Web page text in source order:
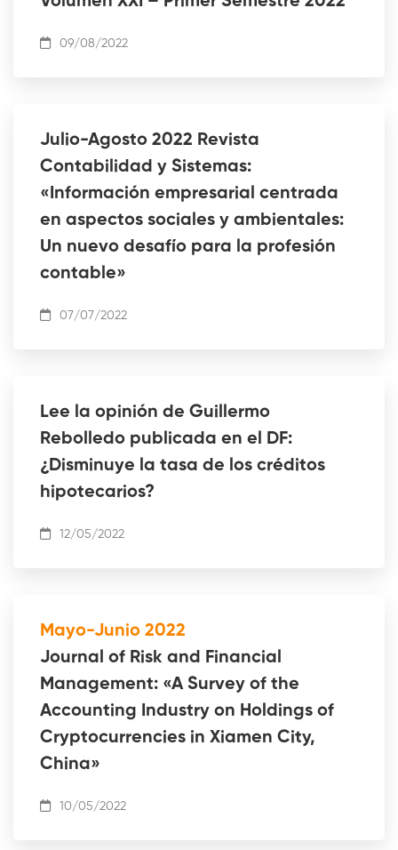
09/08/2022
Julio-Agosto 2022 Revista
Contabilidad y Sistemas:
«Información empresarial centrada
en aspectos sociales y ambientales:
Un nuevo desafío para la profesión
contable»
07/07/2022
Lee la opinión de Guillermo
Rebolledo publicada en el DF:
¿Disminuye la tasa de los créditos
hipotecarios?
12/05/2022
Mayo-Junio 2022
Journal of Risk and Financial
Management: «A Survey of the
Accounting Industry on Holdings of
Cryptocurrencies in Xiamen City,
China»
10/05/2022